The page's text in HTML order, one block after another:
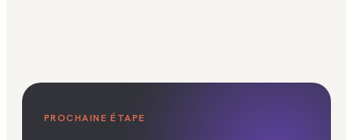
PROCHAINE ÉTAPE